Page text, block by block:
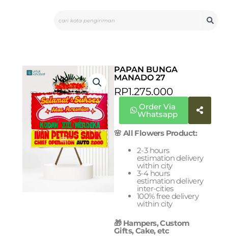
PAPAN BUNGA
MANADO 27
RP1.275.000
Order Via
Whatsapp
🌸 All Flowers Product:
2-3 hours
estimation delivery
within city
3-4 hours
estimation delivery
inter-cities
100% free delivery
within city
🎁 Hampers, Custom
Gifts, Cake, etc